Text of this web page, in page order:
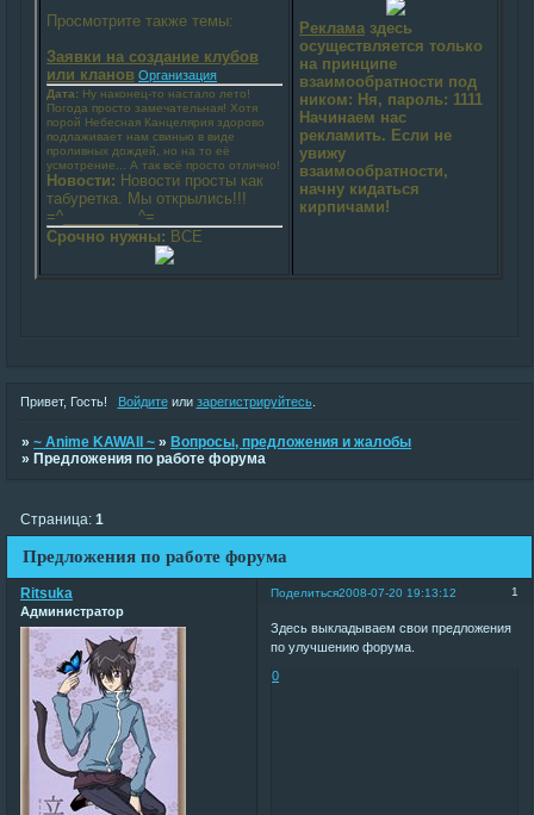
Просмотрите также темы:
Заявки на создание клубов
или кланов Организация
Дата: Ну наконец-то настало лето!
Погода просто замечательная! Хотя
порой Небесная Канцелярия здорово
подлаживает нам свинью в виде
проливных дождей, но на то её
усмотрение... А так всё просто отлично!
Новости: Новости просты как
табуретка. Мы открылись!!!
=^_________^=
Срочно нужны: ВСЕ
Реклама здесь
осуществляется только
на принципе
взаимообратности под
ником: Ня, пароль: 1111
Начинаем нас
рекламить. Если не
увижу
взаимообратности,
начну кидаться
кирпичами!
Привет, Гость! Войдитеили зарегистрируйтесь.
»~ Anime KAWAII ~ » Вопросы, предложения и жалобы
» Предложения по работе форума
Предложения по работе форума
Страница:1
Поделиться 1
2008-07-20 19:13:12
Ritsuka
Администратор
Здесь выкладываем свои предложения
по улучшению форума.
0